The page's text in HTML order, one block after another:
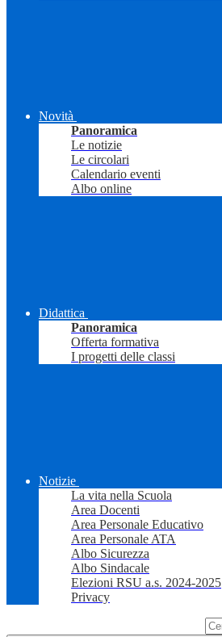
Novità
Panoramica
Le notizie
Le circolari
Calendario eventi
Albo online
Didattica
Panoramica
Offerta formativa
I progetti delle classi
Notizie
La vita nella Scuola
Area Docenti
Area Personale Educativo
Area Personale ATA
Albo Sicurezza
Albo Sindacale
Elezioni RSU a.s. 2024-2025
Privacy